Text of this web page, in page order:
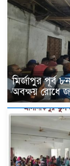
মির্জাপুর পূর্ব
অবক্ষয় রোধে